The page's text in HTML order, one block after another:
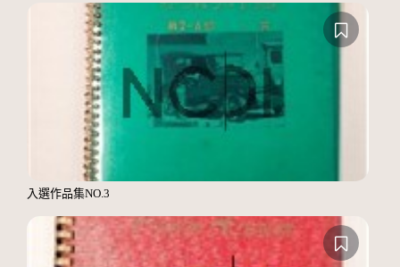
入選作品集NO.3